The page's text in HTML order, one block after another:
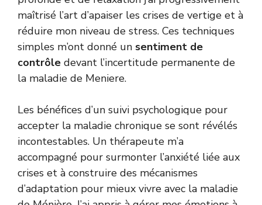
maîtrisé l’art d’apaiser les crises de vertige et à
réduire mon niveau de stress. Ces techniques
simples m’ont donné un sentiment de
contrôle devant l’incertitude permanente de
la maladie de Meniere.
Les bénéfices d’un suivi psychologique pour
accepter la maladie chronique se sont révélés
incontestables. Un thérapeute m’a
accompagné pour surmonter l’anxiété liée aux
crises et à construire des mécanismes
d’adaptation pour mieux vivre avec la maladie